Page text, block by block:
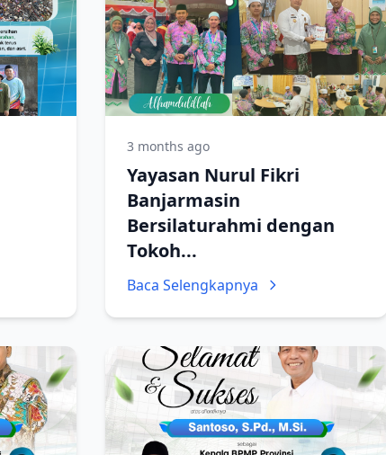
3 months ago
Yayasan Nurul Fikri
Banjarmasin
Bersilaturahmi dengan
Tokoh...
Baca Selengkapnya